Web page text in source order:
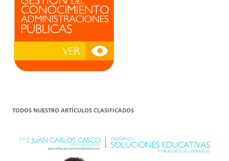
TODOS NUESTRO ARTÍCULOS CLASIFICADOS